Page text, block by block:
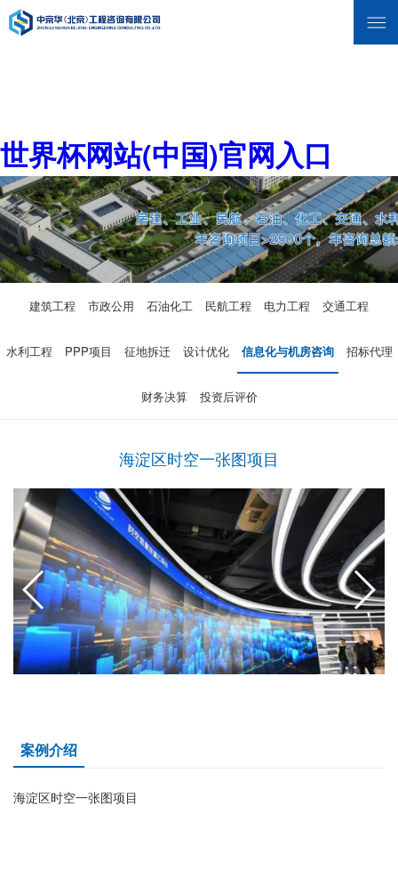
世界杯网站(中国)官网入口
建筑工程 市政公用 石油化工 民航工程 电力工程 交通工程
水利工程 PPP项目 征地拆迁 设计优化 信息化与机房咨询 招标代理
财务决算 投资后评价
海淀区时空一张图项目
案例介绍
海淀区时空一张图项目